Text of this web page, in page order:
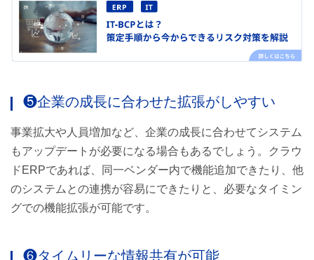
❺企業の成長に合わせた拡張がしやすい
事業拡大や人員増加など、企業の成長に合わせてシステム
もアップデートが必要になる場合もあるでしょう。クラウ
ドERPであれば、同一ベンダー内で機能追加できたり、他
のシステムとの連携が容易にできたりと、必要なタイミン
グでの機能拡張が可能です。
❻タイムリーな情報共有が可能